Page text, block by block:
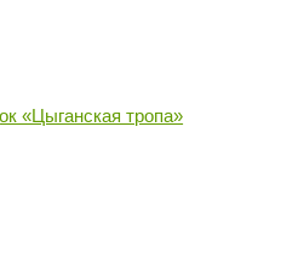
«Цыганская тропа»